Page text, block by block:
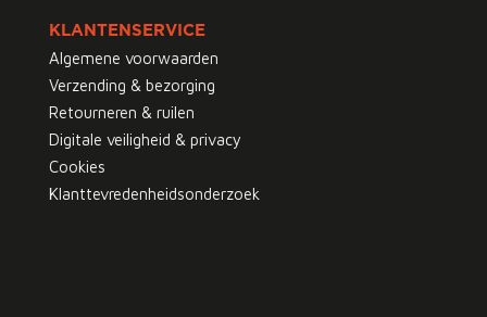
KLANTENSERVICE
Algemene voorwaarden
Verzending & bezorging
Retourneren & ruilen
Digitale veiligheid & privacy
Cookies
Klanttevredenheidsonderzoek